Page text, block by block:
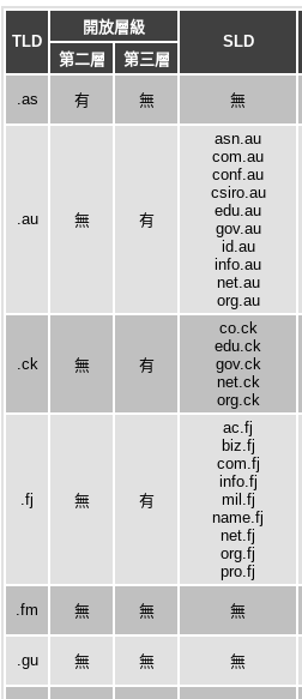
TLD
開放層級
SLD
第二層
第三層
.as 有 無 無
.au 無 有
asn.au
com.au
conf.au
csiro.au
edu.au
gov.au
id.au
info.au
net.au
org.au
.ck 無 有
co.ck
edu.ck
gov.ck
net.ck
org.ck
.fj 無 有
ac.fj
biz.fj
com.fj
info.fj
mil.fj
name.fj
net.fj
org.fj
pro.fj
.fm 無 無 無
.gu 無 無 無